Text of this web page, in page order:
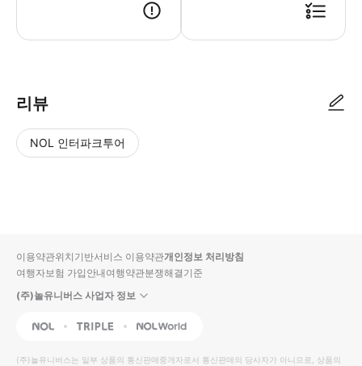
리뷰
NOL 인터파크투어
입니
다.
높
동
순
상
이용약관위치기반서비스 이용약관개인정보 처리방침
여행자보험 가입안내여행약관분쟁해결기준
(주)놀유니버스 사업자 정보
NOL Triple Interpark Global
(주)놀유니버스는 일부 상품의 통신판매중개자로서 통신판매의 당사자가 아니므로, 상품의